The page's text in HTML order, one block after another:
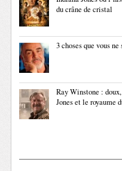
du crâne de cristal
3 choses que vous
Ray Winstone :
Jones et le royaume